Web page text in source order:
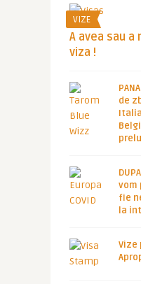
VIZE
A avea sau a
viza !
de
vom
fie
la
Vize